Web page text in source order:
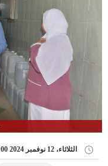
الثلاثاء، 12 نوفمبر 2024 03:00 م